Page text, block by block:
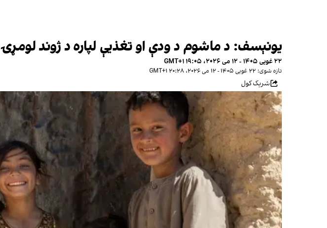
یونېسف: د ماشوم د ودې او تغذیې لپاره د ژوند لومړۍ ۱۰۰۰ ورځې خورا مهمې دي
۲۲ غویی ۱۴۰۵ - ۱۲ می ۲۰۲۶، ۱۹:۰۵ GMT+۱
تازه شوی: ۲۲ غویی ۱۴۰۵ - ۱۲ می ۲۰۲۶، ۲۰:۲۸ GMT+۱
شریک کول